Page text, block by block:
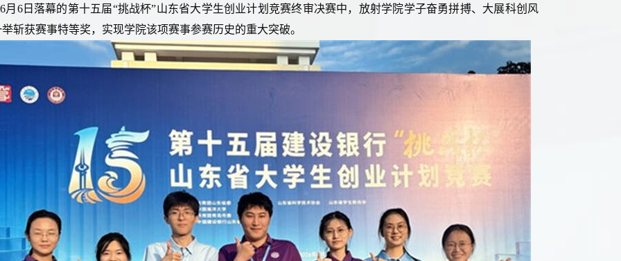
月6日落幕的第十五届“挑战杯”山东省大学生创业计划竞赛终审决赛中，放射学院学子奋勇拼搏、大展科创风
斩获赛事特等奖，实现学院该项赛事参赛历史的重大突破。